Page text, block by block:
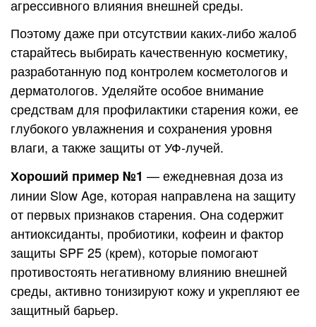
агрессивного влияния внешней среды.
Поэтому даже при отсутствии каких-либо жалоб
старайтесь выбирать качественную косметику,
разработанную под контролем косметологов и
дерматологов. Уделяйте особое внимание
средствам для профилактики старения кожи, ее
глубокого увлажнения и сохранения уровня
влаги, а также защиты от УФ-лучей.
Хороший пример №1 — ежедневная доза из
линии Slow Age, которая направлена на защиту
от первых признаков старения. Она содержит
антиоксиданты, пробиотики, кофеин и фактор
защиты SPF 25 (крем), которые помогают
противостоять негативному влиянию внешней
среды, активно тонизируют кожу и укрепляют ее
защитный барьер.